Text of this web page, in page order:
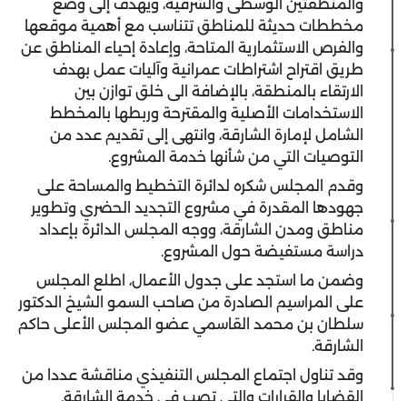
والمنطقتين الوسطى والشرقية، ويهدف إلى وضع
مخططات حديثة للمناطق تتناسب مع أهمية موقعها
والفرص الاستثمارية المتاحة، وإعادة إحياء المناطق عن
طريق اقتراح اشتراطات عمرانية وآليات عمل بهدف
الارتقاء بالمنطقة، بالإضافة الى خلق توازن بين
الاستخدامات الأصلية والمقترحة وربطها بالمخطط
الشامل لإمارة الشارقة، وانتهى إلى تقديم عدد من
التوصيات التي من شأنها خدمة المشروع.
وقدم المجلس شكره لدائرة التخطيط والمساحة على
جهودها المقدرة في مشروع التجديد الحضري وتطوير
مناطق ومدن الشارقة، ووجه المجلس الدائرة بإعداد
دراسة مستفيضة حول المشروع.
وضمن ما استجد على جدول الأعمال، اطلع المجلس
على المراسيم الصادرة من صاحب السمو الشيخ الدكتور
سلطان بن محمد القاسمي عضو المجلس الأعلى حاكم
الشارقة.
وقد تناول اجتماع المجلس التنفيذي مناقشة عددا من
القضايا والقرارات والتي تصب في خدمة الشارقة.